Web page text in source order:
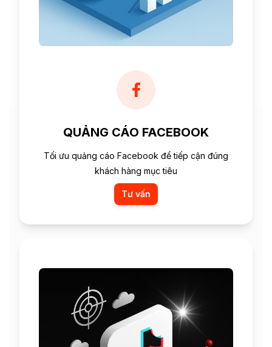
QUẢNG CÁO FACEBOOK
Tối ưu quảng cáo Facebook để tiếp cận đúng
khách hàng mục tiêu
Tư vấn